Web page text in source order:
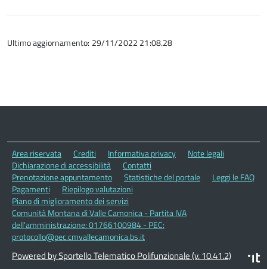
Ultimo aggiornamento: 29/11/2022 21:08.28
Area riservata Crediti Informativa privacy
Note legali
Dichiarazione di accessibilità
Contatti
Prenotazione appuntamento
Statistiche del portale
Leggi le FAQ
Pagamenti
Riepilogo valutazioni
Piano di miglioramento dei servizi
Comunità Montana di Valle Camonica - Partita IVA
dell'amministrazione: 01766100984 - PEC:
protocollo@pec.cmvallecamonica.bs.it
Powered by Sportello Telematico Polifunzionale (v. 10.41.2)